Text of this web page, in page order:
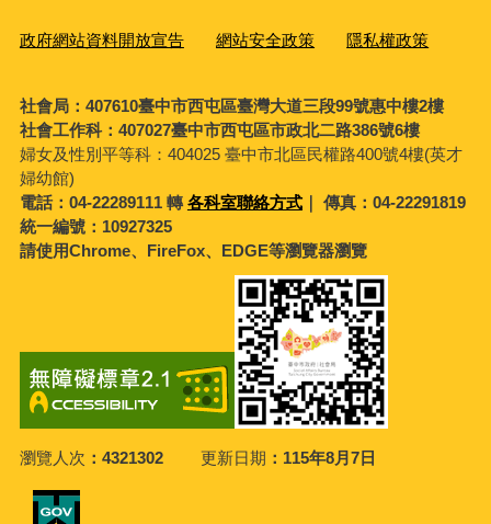
政府網站資料開放宣告 網站安全政策 隱私權政策
社會局：407610臺中市西屯區臺灣大道三段99號惠中樓2樓
社會工作科：407027臺中市西屯區市政北二路386號6樓
婦女及性別平等科： 404025 臺中市北區民權路400號4樓(英才
婦幼館)
電話：04-22289111 轉各科室聯絡方式｜ 傳真：04-22291819
統一編號：10927325
請使用Chrome、FireFox、EDGE等瀏覽器瀏覽
瀏覽人次 4321302 更新日期 115年8月7日